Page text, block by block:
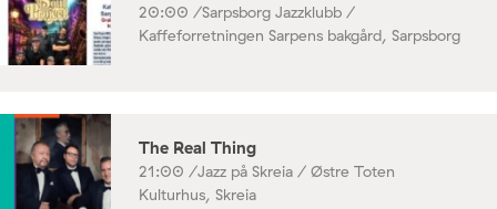
20:00 /Sarpsborg Jazzklubb /
Kaffeforretningen Sarpens bakgård, Sarpsborg
The Real Thing
21:00 /Jazz på Skreia / Østre Toten
Kulturhus, Skreia